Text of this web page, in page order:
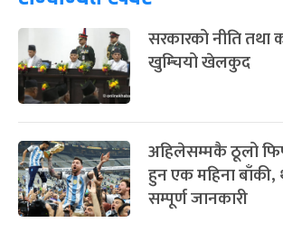
८
चैत्र ८, २०८३-Mar 22, 2027सरकारको नीति तथा
खुम्चियो खेलकुद
अहिलेसम्मकै ठूलो
हुन एक महिना बाँकी,
सम्पूर्ण जानकारी